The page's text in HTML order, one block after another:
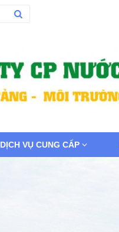
DỊCH VỤ CUNG CẤP